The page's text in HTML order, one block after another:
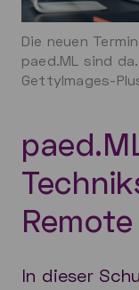
Die neuen
paed.ML sind
GettyImages-
Remote
In dieser